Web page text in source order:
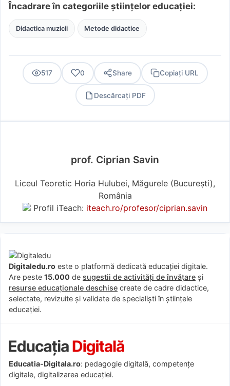
Încadrare în categoriile științelor educației:
Didactica muzicii Metode didactice
517 0 Share Copiați URL
Descărcați PDF
prof. Ciprian Savin
Liceul Teoretic Horia Hulubei, Măgurele (Bucureşti),
România
Profil iTeach: iteach.ro/profesor/ciprian.savin
Digitaledu.ro este o platformă dedicată educației digitale.
Are peste 15.000 de sugestii de activități de învățare și
resurse educaționale deschise create de cadre didactice,
selectate, revizuite și validate de specialiști în științele
educației.
Educatia-Digitala.ro: pedagogie digitală, competențe
digitale, digitalizarea educației.